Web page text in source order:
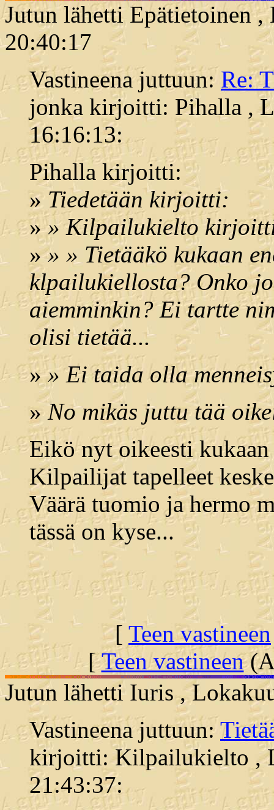
Jutun lähetti Epätietoinen
20:40:17
Vastineena juttuun: Re:
jonka kirjoitti: Pihalla ,
16:16:13:
Pihalla kirjoitti:
» Tiedetään kirjoitti:
»» Kilpailukielto
»» » Tietääkö kukaan
klpailukiellosta? Onko
aiemminkin? Ei tartte
olisi tietää...
»» Ei taida olla
»No mikäs juttu tää
Eikö nyt oikeesti
Kilpailijat tapelleet
Väärä tuomio ja hermo
tässä on kyse...
[ Teen vastineen
[Teen vastineen
Jutun lähetti Iuris ,
Vastineena juttuun:
kirjoitti: Kilpailukielto ,
21:43:37: